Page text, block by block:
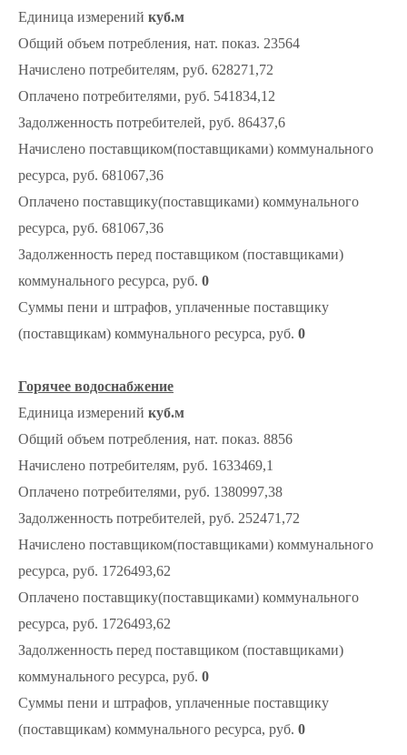
Единица измерений куб.м
Общий объем потребления, нат. показ. 23564
Начислено потребителям, руб. 628271,72
Оплачено потребителями, руб. 541834,12
Задолженность потребителей, руб. 86437,6
Начислено поставщиком(поставщиками) коммунального
ресурса, руб. 681067,36
Оплачено поставщику(поставщиками) коммунального
ресурса, руб. 681067,36
Задолженность перед поставщиком (поставщиками)
коммунального ресурса, руб. 0
Суммы пени и штрафов, уплаченные поставщику
(поставщикам) коммунального ресурса, руб. 0
Горячее водоснабжение
Единица измерений куб.м
Общий объем потребления, нат. показ. 8856
Начислено потребителям, руб. 1633469,1
Оплачено потребителями, руб. 1380997,38
Задолженность потребителей, руб. 252471,72
Начислено поставщиком(поставщиками) коммунального
ресурса, руб. 1726493,62
Оплачено поставщику(поставщиками) коммунального
ресурса, руб. 1726493,62
Задолженность перед поставщиком (поставщиками)
коммунального ресурса, руб. 0
Суммы пени и штрафов, уплаченные поставщику
(поставщикам) коммунального ресурса, руб. 0